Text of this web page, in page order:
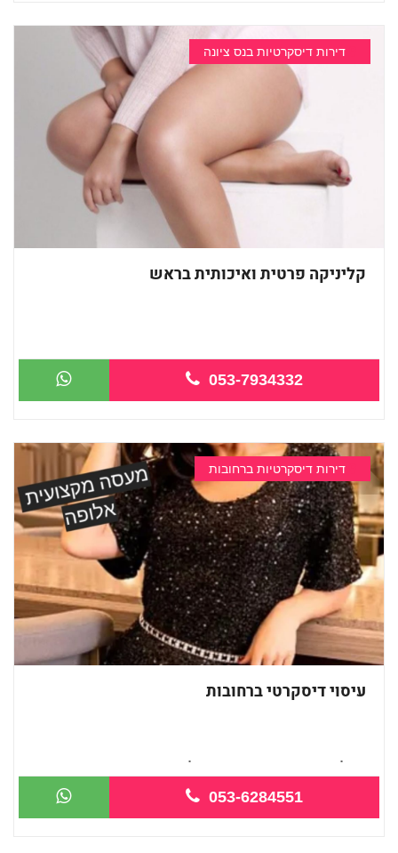
דירות דיסקרטיות בנס ציונה
קליניקה פרטית ואיכותית בראש
053-7934332
דירות דיסקרטיות ברחובות
עיסוי דיסקרטי ברחובות
בקליניקה פרטית ברחובות כל סוגי העיסוי...
053-6284551